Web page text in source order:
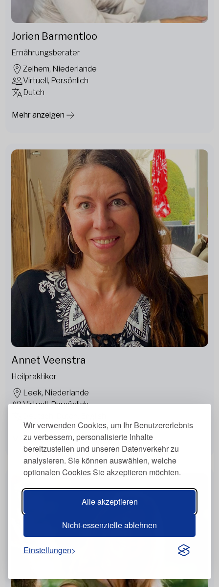
Wir verwenden Cookies, um Ihr Benutzererlebnis
zu verbessern, personalisierte Inhalte
bereitzustellen und unseren Datenverkehr zu
analysieren. Sie können auswählen, welche
optionalen Cookies Sie akzeptieren möchten.
Alle akzeptieren
Nicht-essenzielle ablehnen
Einstellungen
Jorien Barmentloo
Ernährungsberater
Zelhem, Niederlande
Virtuell, Persönlich
Dutch
Mehr anzeigen
Annet Veenstra
Heilpraktiker
Leek, Niederlande
Virtuell, Persönlich
Mehr anzeigen